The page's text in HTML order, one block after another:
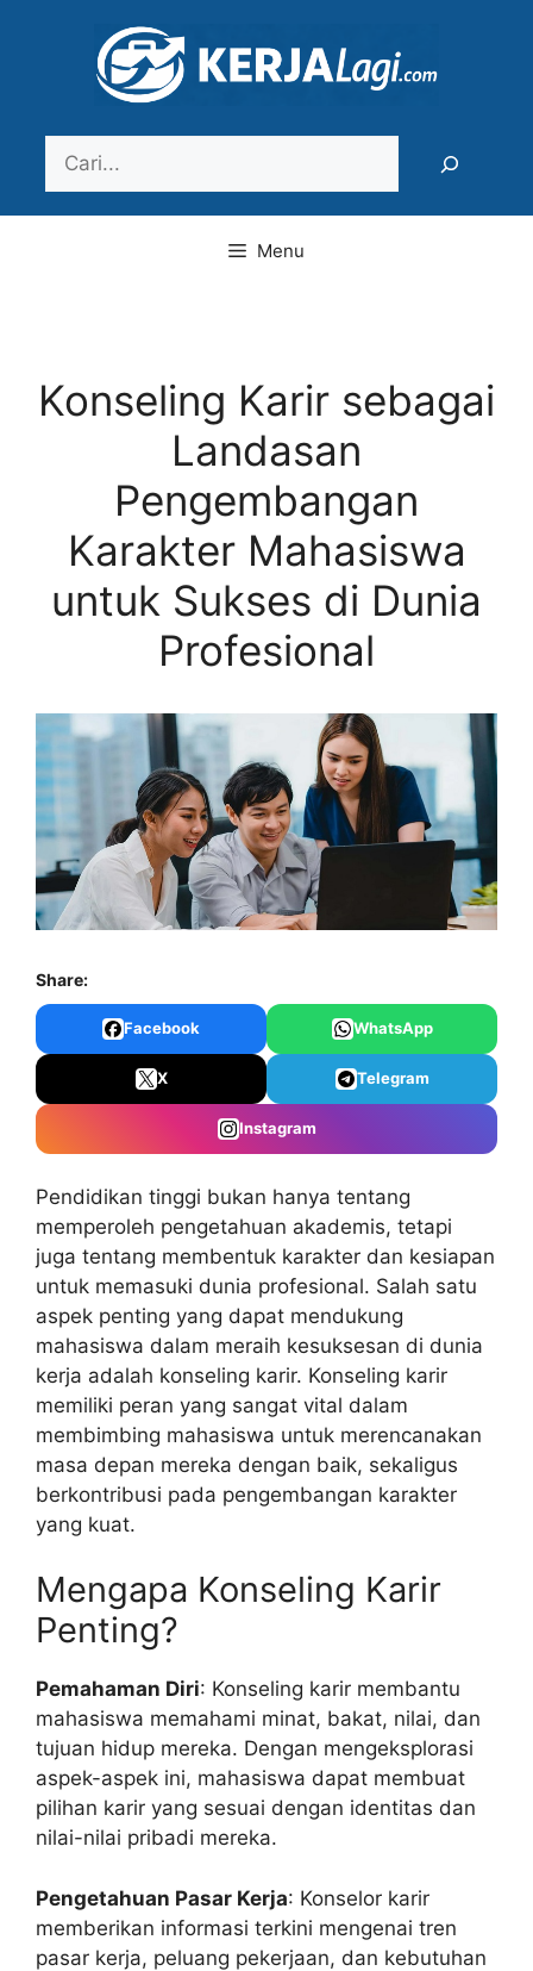
Menu
Konseling Karir sebagai
Landasan
Pengembangan
Karakter Mahasiswa
untuk Sukses di Dunia
Profesional
Share:
Facebook WhatsApp
X Telegram
Instagram
Pendidikan tinggi bukan hanya tentang
memperoleh pengetahuan akademis, tetapi
juga tentang membentuk karakter dan kesiapan
untuk memasuki dunia profesional. Salah satu
aspek penting yang dapat mendukung
mahasiswa dalam meraih kesuksesan di dunia
kerja adalah konseling karir. Konseling karir
memiliki peran yang sangat vital dalam
membimbing mahasiswa untuk merencanakan
masa depan mereka dengan baik, sekaligus
berkontribusi pada pengembangan karakter
yang kuat.
Mengapa Konseling Karir
Penting?
Pemahaman Diri: Konseling karir membantu
mahasiswa memahami minat, bakat, nilai, dan
tujuan hidup mereka. Dengan mengeksplorasi
aspek-aspek ini, mahasiswa dapat membuat
pilihan karir yang sesuai dengan identitas dan
nilai-nilai pribadi mereka.
Pengetahuan Pasar Kerja: Konselor karir
memberikan informasi terkini mengenai tren
pasar kerja, peluang pekerjaan, dan kebutuhan